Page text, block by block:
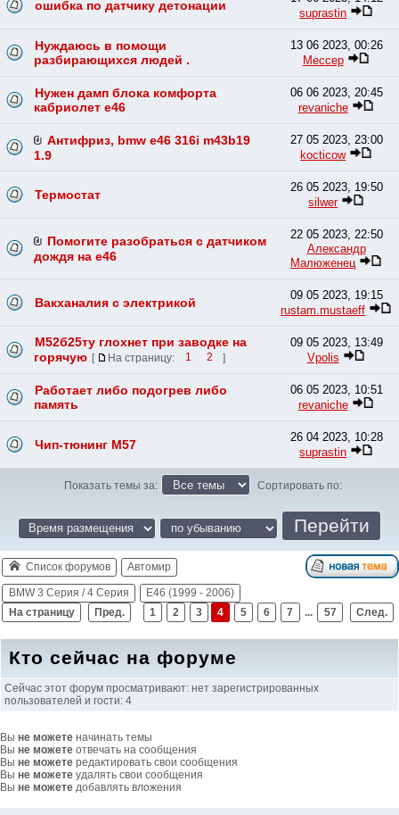
ошибка по датчику детонации
suprastin
Нуждаюсь в помощи
разбирающихся людей .
13 06 2023, 00:26
Мессер
Нужен дамп блока комфорта
кабриолет е46
06 06 2023, 20:45
revaniche
Антифриз, bmw e46 316i m43b19
1.9
27 05 2023, 23:00
kocticow
Термостат
26 05 2023, 19:50
silwer
Помогите разобраться с датчиком
дождя на е46
22 05 2023, 22:50
Александр
Малюженец
Вакханалия с электрикой
09 05 2023, 19:15
rustam.mustaeff
M52б25ту глохнет при заводке на
горячую [ На страницу: 1 2 ]
09 05 2023, 13:49
Vpolis
Работает либо подогрев либо
память
06 05 2023, 10:51
revaniche
Чип-тюнинг М57
26 04 2023, 10:28
suprastin
Показать темы за: Сортировать по:
Список форумов Автомир
BMW 3 Серия / 4 Серия
E46 (1999 - 2006)
На страницу
Пред. 1 2 3 4 5 6 7 ... 57 След.
Кто сейчас на форуме
Сейчас этот форум просматривают: нет зарегистрированных
пользователей и гости: 4
Вы не можете начинать темы
Вы не можете отвечать на сообщения
Вы не можете редактировать свои сообщения
Вы не можете удалять свои сообщения
Вы не можете добавлять вложения